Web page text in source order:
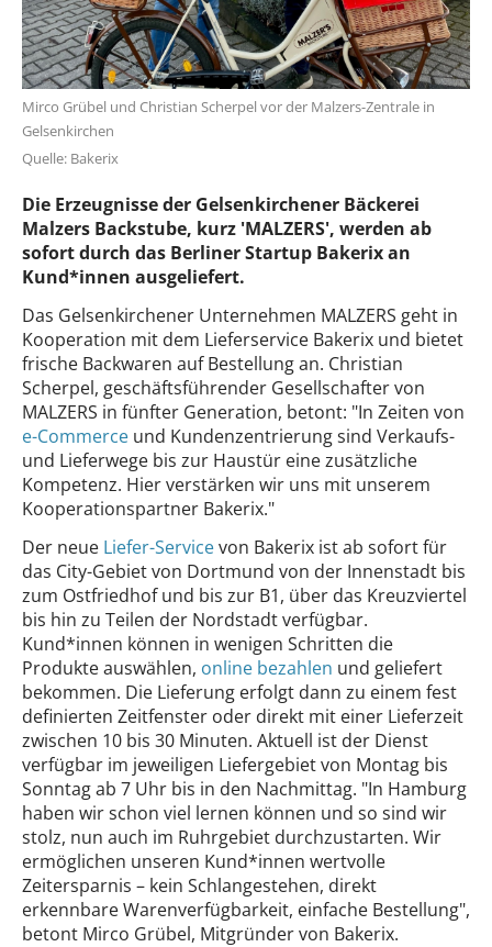
Mirco Grübel und Christian Scherpel vor der Malzers-Zentrale in
Gelsenkirchen
Quelle: Bakerix
Die Erzeugnisse der Gelsenkirchener Bäckerei
Malzers Backstube, kurz 'MALZERS', werden ab
sofort durch das Berliner Startup Bakerix an
Kund*innen ausgeliefert.
Das Gelsenkirchener Unternehmen MALZERS geht in
Kooperation mit dem Lieferservice Bakerix und bietet
frische Backwaren auf Bestellung an. Christian
Scherpel, geschäftsführender Gesellschafter von
MALZERS in fünfter Generation, betont: "In Zeiten von
e-Commerce und Kundenzentrierung sind Verkaufs-
und Lieferwege bis zur Haustür eine zusätzliche
Kompetenz. Hier verstärken wir uns mit unserem
Kooperationspartner Bakerix."
Der neue Liefer-Servicevon Bakerix ist ab sofort für
das City-Gebiet von Dortmund von der Innenstadt bis
zum Ostfriedhof und bis zur B1, über das Kreuzviertel
bis hin zu Teilen der Nordstadt verfügbar.
Kund*innen können in wenigen Schritten die
Produkte auswählen, online bezahlen und geliefert
bekommen. Die Lieferung erfolgt dann zu einem fest
definierten Zeitfenster oder direkt mit einer Lieferzeit
zwischen 10 bis 30 Minuten. Aktuell ist der Dienst
verfügbar im jeweiligen Liefergebiet von Montag bis
Sonntag ab 7 Uhr bis in den Nachmittag. "In Hamburg
haben wir schon viel lernen können und so sind wir
stolz, nun auch im Ruhrgebiet durchzustarten. Wir
ermöglichen unseren Kund*innen wertvolle
Zeitersparnis – kein Schlangestehen, direkt
erkennbare Warenverfügbarkeit, einfache Bestellung",
betont Mirco Grübel, Mitgründer von Bakerix.